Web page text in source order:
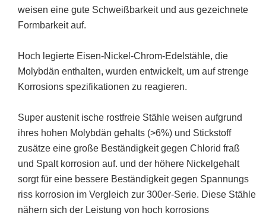
weisen eine gute Schweißbarkeit und aus gezeichnete
Formbarkeit auf.
Hoch legierte Eisen-Nickel-Chrom-Edelstähle, die
Molybdän enthalten, wurden entwickelt, um auf strenge
Korrosions spezifikationen zu reagieren.
Super austenit ische rostfreie Stähle weisen aufgrund
ihres hohen Molybdän gehalts (>6%) und Stickstoff
zusätze eine große Beständigkeit gegen Chlorid fraß
und Spalt korrosion auf. und der höhere Nickelgehalt
sorgt für eine bessere Beständigkeit gegen Spannungs
riss korrosion im Vergleich zur 300er-Serie. Diese Stähle
nähern sich der Leistung von hoch korrosions